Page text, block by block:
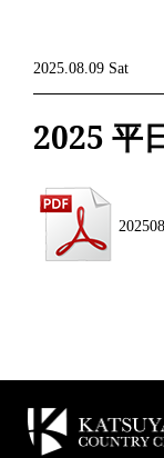
2025.08.09 Sat
2025 平